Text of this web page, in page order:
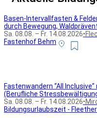
Basen-Intervallfasten &
durch Bewegung,
Sa. 08.08. – Fr. 14.08.2026•
Fastenhof Behm
Fastenwandern “All
(Berufliche
Sa. 08.08. – Fr. 14.08.2026•
Bildungsurlaubszeit -